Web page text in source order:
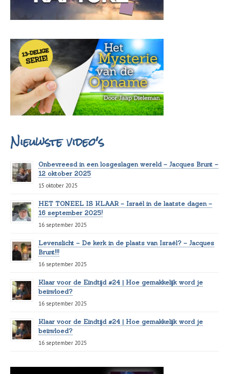
Nieuwste video's
Onbevreesd in een losgeslagen wereld – Jacques Brunt –
12 oktober 2025
15 oktober 2025
HET TONEEL IS KLAAR – Israël in de laatste dagen –
16 september 2025!
16 september 2025
Levenslicht – De kerk in de plaats van Israël? – Jacques
Brunt!!!
16 september 2025
Klaar voor de Eindtijd #24 | Hoe gemakkelijk word je
beïnvloed?
16 september 2025
Klaar voor de Eindtijd #24 | Hoe gemakkelijk word je
beïnvloed?
16 september 2025